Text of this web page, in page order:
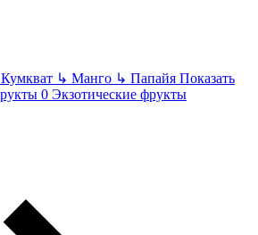
Кумкват ↳ Манго ↳ Папайя Показать
Экзотические фрукты